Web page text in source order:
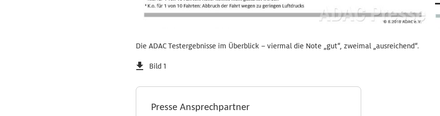
Die ADAC Testergebnisse im Überblick – viermal die Note „gut“, zweimal „ausreichend“.
Bild 1
Presse Ansprechpartner